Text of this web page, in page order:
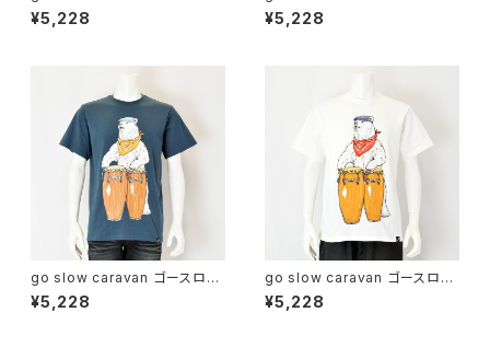
キャラバン｜綿100％バンジョー
猫プリント半袖Tシャツ｜USA/
¥5,228
キャラバン｜綿100％バンジョー
猫プリント半袖Tシャツ｜USA/
¥5,228
go slow caravan ゴースロー
キャラバン｜綿100％コンガクマ
プリント半袖Tシャツ｜USA/C
¥5,228
go slow caravan ゴースロー
キャラバン｜綿100％コンガクマ
プリント半袖Tシャツ｜USA/C
¥5,228